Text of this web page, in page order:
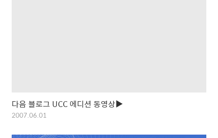
다음 블로그 UCC 에디션 동영상▶
2007.06.01